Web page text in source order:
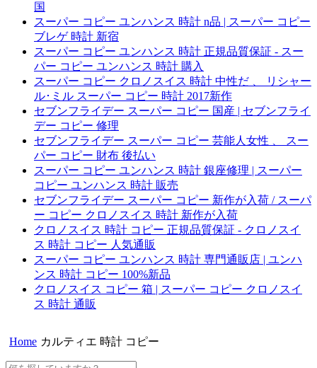
国
スーパー コピー ユンハンス 時計 n品 | スーパー コピー
ブレゲ 時計 新宿
スーパー コピー ユンハンス 時計 正規品質保証 - スー
パー コピー ユンハンス 時計 購入
スーパー コピー クロノスイス 時計 中性だ 、 リシャー
ル･ミル スーパー コピー 時計 2017新作
セブンフライデー スーパー コピー 国産 | セブンフライ
デー コピー 修理
セブンフライデー スーパー コピー 芸能人女性 、 スー
パー コピー 財布 後払い
スーパー コピー ユンハンス 時計 銀座修理 | スーパー
コピー ユンハンス 時計 販売
セブンフライデー スーパー コピー 新作が入荷 / スーパ
ー コピー クロノスイス 時計 新作が入荷
クロノスイス 時計 コピー 正規品質保証 - クロノスイ
ス 時計 コピー 人気通販
スーパー コピー ユンハンス 時計 専門通販店 | ユンハ
ンス 時計 コピー 100%新品
クロノスイス コピー 箱 | スーパー コピー クロノスイ
ス 時計 通販
Home カルティエ 時計 コピー